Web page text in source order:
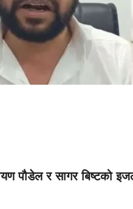
पौडेल र सागर बिष्टको